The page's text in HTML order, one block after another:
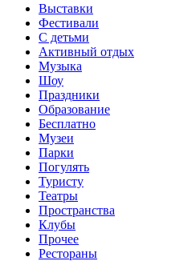
Выставки
Фестивали
С детьми
Активный отдых
Музыка
Шоу
Праздники
Образование
Бесплатно
Музеи
Парки
Погулять
Туристу
Театры
Пространства
Клубы
Прочее
Рестораны